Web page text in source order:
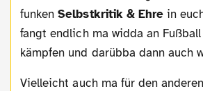
funkenSelbstkritik & Ehrein
fangt endlich ma widda an
kämpfen und darübba dann auch
Vielleicht auch ma für den anderen aufen ´Platz zu